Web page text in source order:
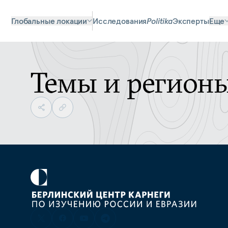
Глобальные локации ИсследованияPolitikaЭкспертыЕще
Темы и